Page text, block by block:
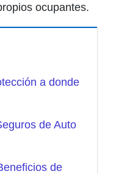
ocupantes.
a donde
de Auto
de